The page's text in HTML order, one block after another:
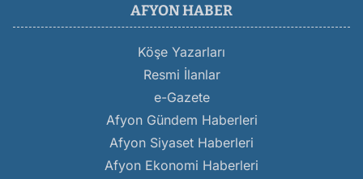
AFYON HABER
Köşe Yazarları
Resmi İlanlar
e-Gazete
Afyon Gündem Haberleri
Afyon Siyaset Haberleri
Afyon Ekonomi Haberleri